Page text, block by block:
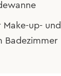
up- und
Badezimmer